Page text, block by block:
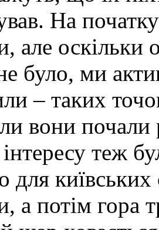
На
але оскільки
було, ми
– таких
вони почали
теж
для київських
а потім гора